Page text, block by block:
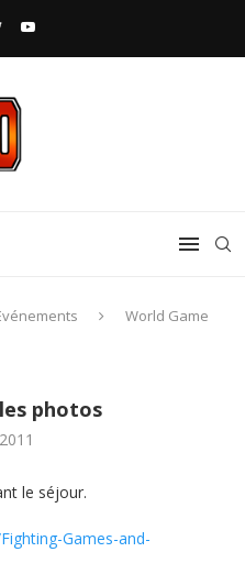
World Game
photos
le séjour.
Games-and-